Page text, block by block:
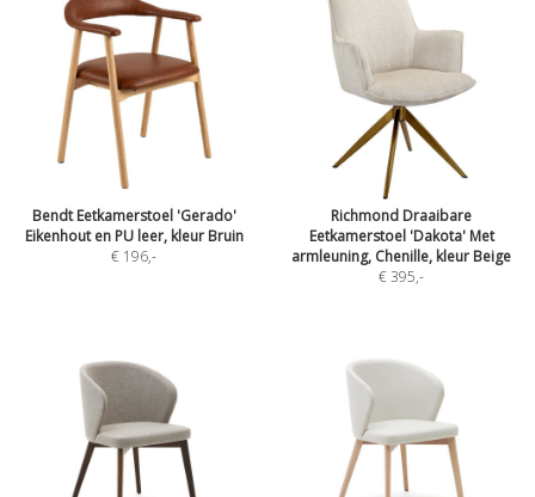
Bendt Eetkamerstoel 'Gerado'
Eikenhout en PU leer, kleur Bruin
€ 196,-
Richmond Draaibare
Eetkamerstoel 'Dakota' Met
armleuning, Chenille, kleur Beige
€ 395,-